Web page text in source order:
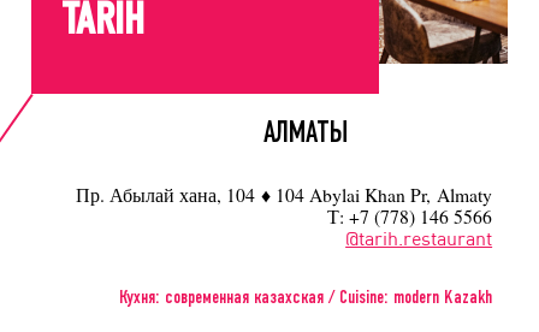
TARIH
АЛМАТЫ
Пр. Абылай хана, 104 ♦ 104 Abylai Khan Pr, Almaty
Т: +7 (778) 146 5566
@tarih.restaurant
Кухня: современная казахская / Cuisine: modern Kazakh